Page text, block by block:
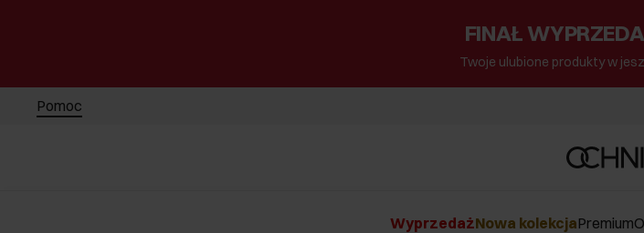
FINAŁ
Twoje ulubione produkty w
Pomoc
WyprzedażNowa kolekcjaPremium